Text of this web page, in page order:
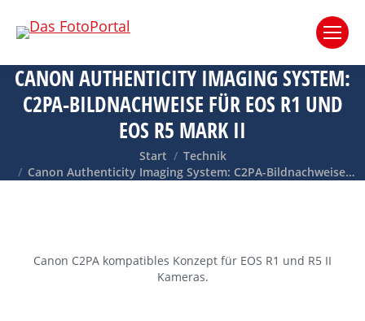
CANON AUTHENTICITY IMAGING SYSTEM:
C2PA-BILDNACHWEISE FÜR EOS R1 UND
EOS R5 MARK II
Sie befinden sich hier:
Start
Technik
Canon Authenticity Imaging System: C2PA-Bildnachweise…
Canon C2PA kompatibles Konzept für EOS R1 und R5 II
Kameras.